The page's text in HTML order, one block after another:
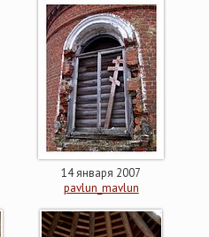
14 января 2007
pavlun_mavlun